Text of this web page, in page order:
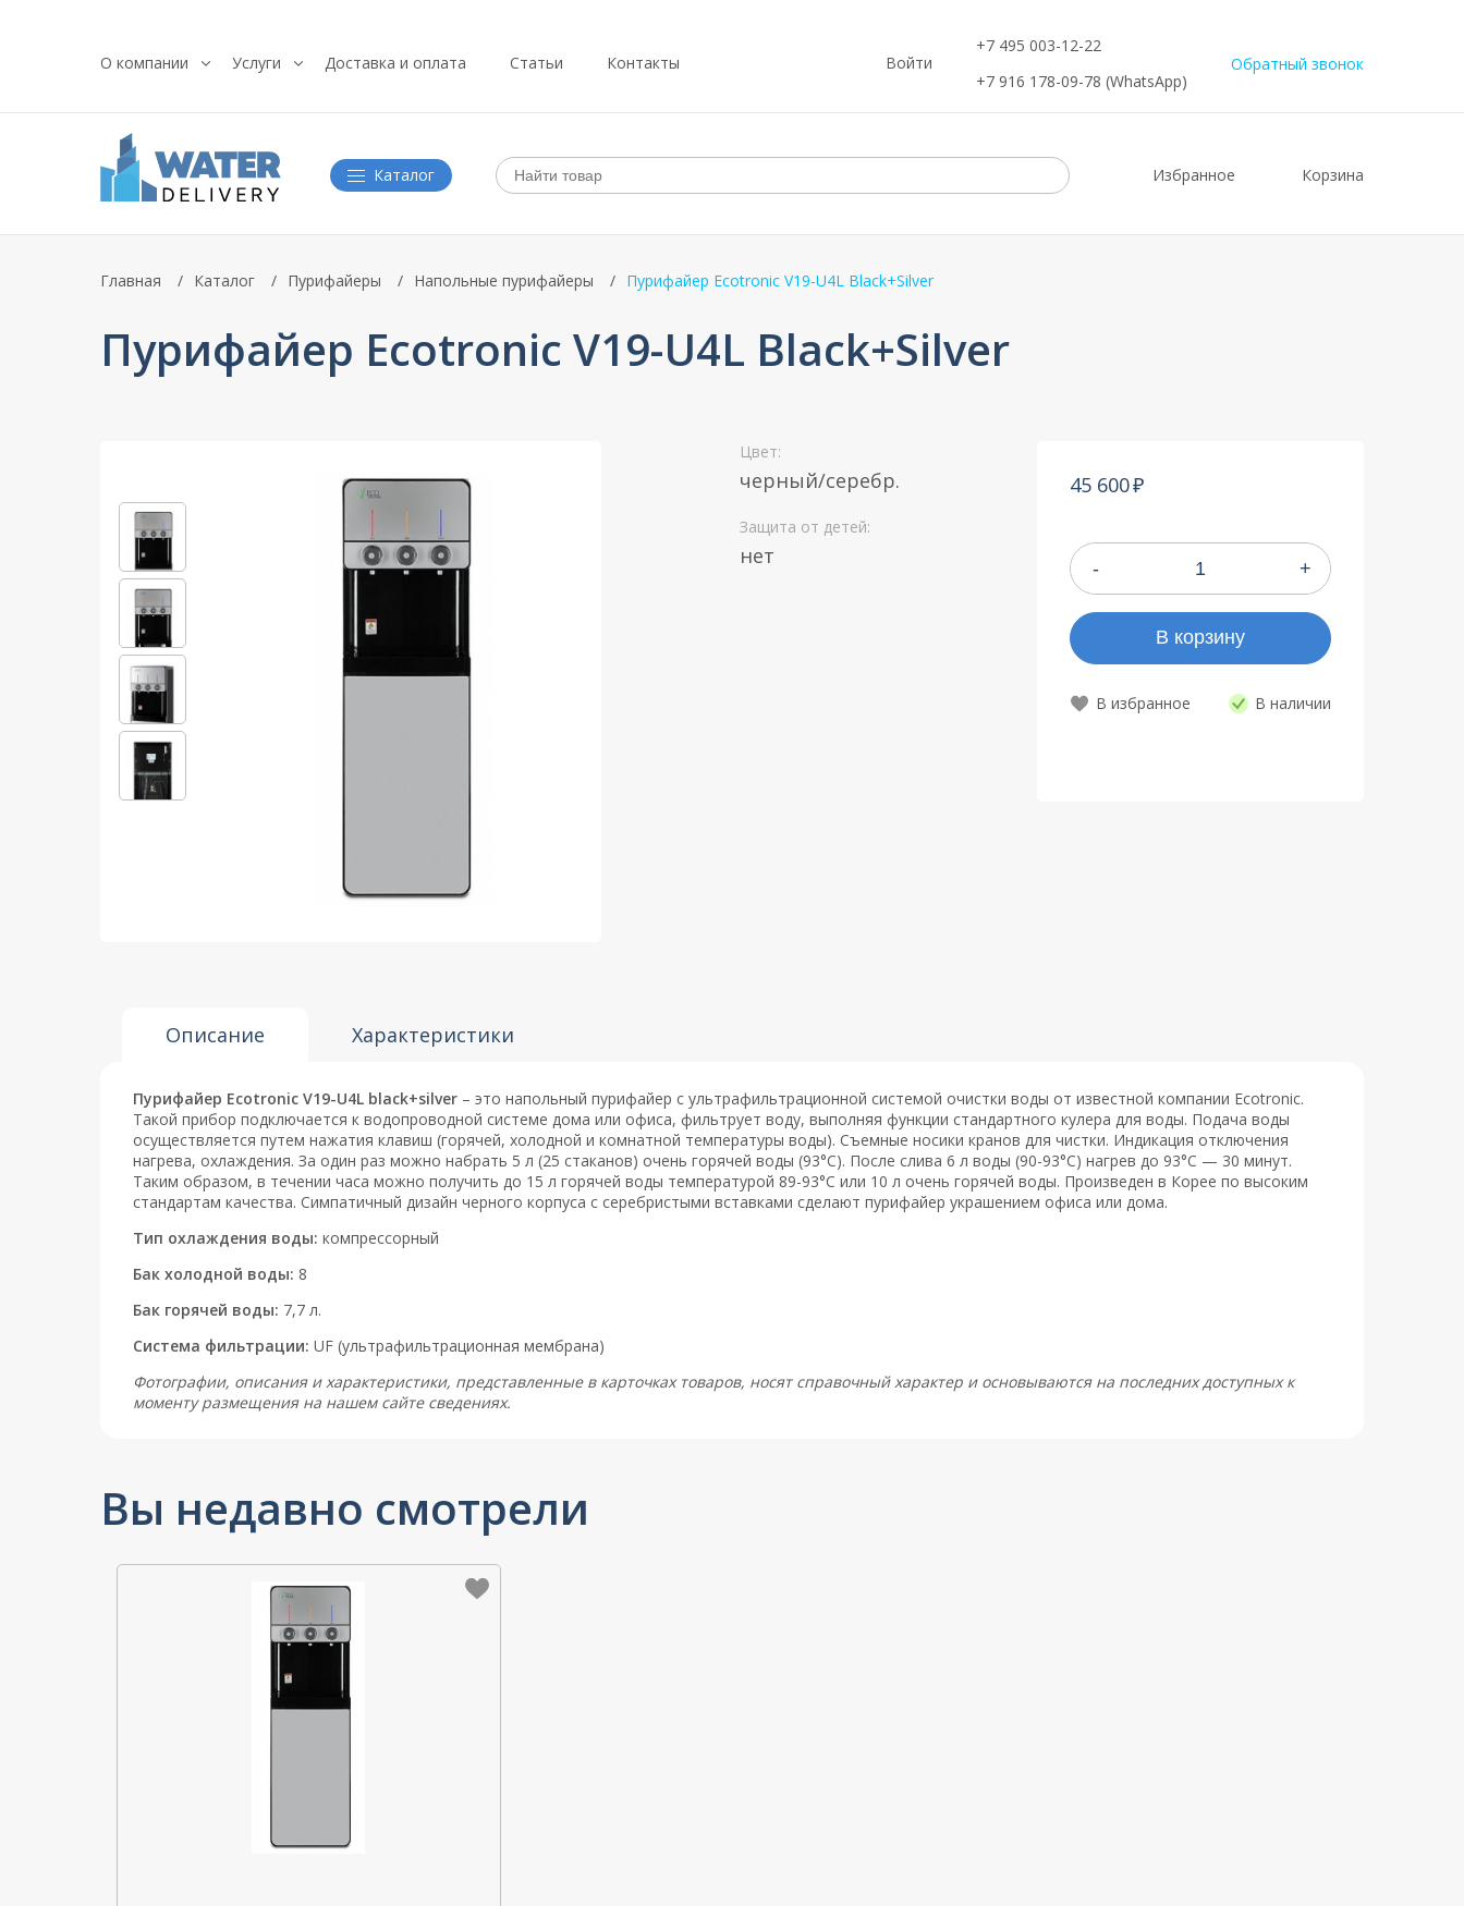
О компании Услуги Доставка и оплата Статьи Контакты Войти
+7 495 003-12-22
+7 916 178-09-78 (WhatsApp)
Обратный звонок
Каталог Избранное Корзина
Главная Каталог Пурифайеры Напольные пурифайеры Пурифайер Ecotronic V19-U4L Black+Silver
Пурифайер Ecotronic V19-U4L Black+Silver
Цвет:
черный/серебр.
Защита от детей:
нет
45 600
- +
В корзину
В наличии
Описание Характеристики
Пурифайер Ecotronic V19-U4L black+silver – это напольный пурифайер с ультрафильтрационной системой очистки воды от известной компании Ecotronic.
Такой прибор подключается к водопроводной системе дома или офиса, фильтрует воду, выполняя функции стандартного кулера для воды. Подача воды
осуществляется путем нажатия клавиш (горячей, холодной и комнатной температуры воды). Съемные носики кранов для чистки. Индикация отключения
нагрева, охлаждения. За один раз можно набрать 5 л (25 стаканов) очень горячей воды (93°С). После слива 6 л воды (90-93°С) нагрев до 93°С — 30 минут.
Таким образом, в течении часа можно получить до 15 л горячей воды температурой 89-93°С или 10 л очень горячей воды. Произведен в Корее по высоким
стандартам качества. Симпатичный дизайн черного корпуса с серебристыми вставками сделают пурифайер украшением офиса или дома.
Тип охлаждения воды: компрессорный
Бак холодной воды: 8
Бак горячей воды: 7,7 л.
Система фильтрации: UF (ультрафильтрационная мембрана)
Фотографии, описания и характеристики, представленные в карточках товаров, носят справочный характер и основываются на последних доступных к
моменту размещения на нашем сайте сведениях.